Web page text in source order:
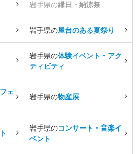
岩手県の縁日・納涼祭
岩手県の屋台のある夏祭り
岩手県の体験イベント・アク
ティビティ
ェ
岩手県の物産展
岩手県のコンサート・音楽イ
ベント